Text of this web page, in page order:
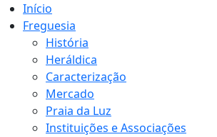
Início
Freguesia
História
Heráldica
Caracterização
Mercado
Praia da Luz
Instituições e Associações